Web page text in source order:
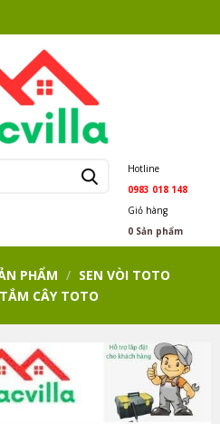
Hotline
0983 018 148
Giỏ hàng
0 Sản phẩm
PHẨM
SEN VÒI TOTO
CÂY TOTO